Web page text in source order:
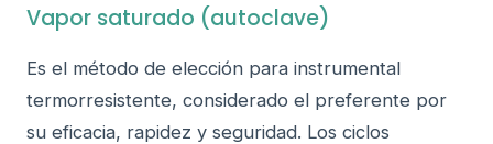
Vapor saturado (autoclave)
Es el método de elección para instrumental
termorresistente, considerado el preferente por
su eficacia, rapidez y seguridad. Los ciclos